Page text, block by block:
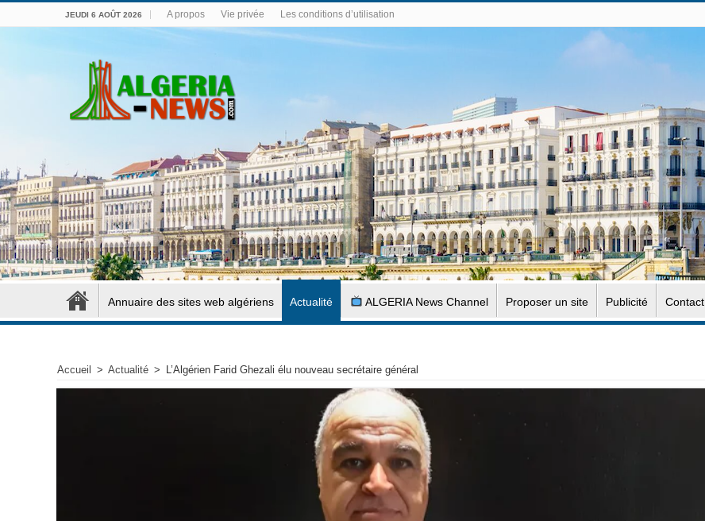
JEUDI 6 AOÛT 2026 A propos Vie privée Les conditions d’utilisation
Annuaire des sites web algériens Actualité ALGERIA News Channel Proposer un site Publicité Contact
Accueil > Actualité > L’Algérien Farid Ghezali élu nouveau secrétaire général